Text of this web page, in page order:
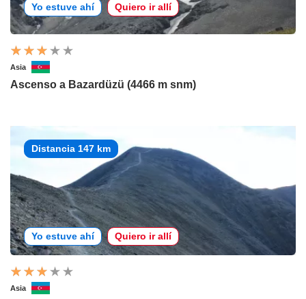
Yo estuve ahí Quiero ir allí
Asia
Ascenso a Bazardüzü (4466 m snm)
Distancia 147 km
Yo estuve ahí Quiero ir allí
Asia